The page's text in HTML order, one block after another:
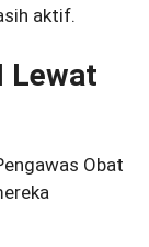
aktif.
Lewat
Obat